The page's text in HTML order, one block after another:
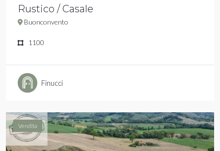
Rustico / Casale
Buonconvento
1100
Finucci
Vendita